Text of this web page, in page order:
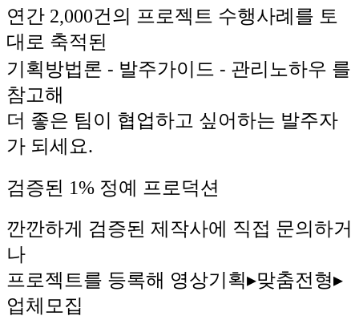
연간 2,000건의 프로젝트 수행사례를 토
대로 축적된
기획방법론 ⁃ 발주가이드 ⁃ 관리노하우 를
참고해
더 좋은 팀이 협업하고 싶어하는 발주자
가 되세요.
검증된 1% 정예 프로덕션​​
깐깐하게 검증된 제작사에 직접 문의하거
나
프로젝트를 등록해 영상기획▸맞춤전형▸
업체모집